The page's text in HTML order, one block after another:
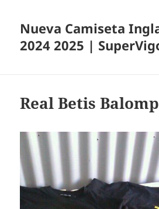
Nueva Camiseta
2024 2025 |
Real Betis